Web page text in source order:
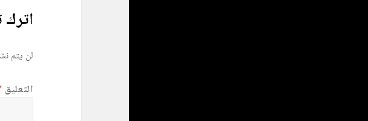
اترك
لن يتم
التعليق